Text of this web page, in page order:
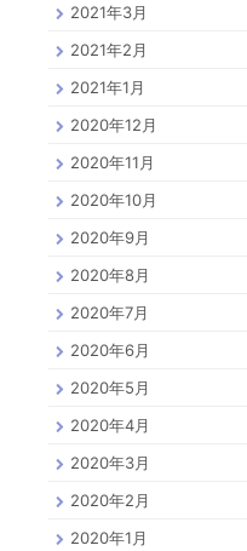
2021年3月
2021年2月
2021年1月
2020年12月
2020年11月
2020年10月
2020年9月
2020年8月
2020年7月
2020年6月
2020年5月
2020年4月
2020年3月
2020年2月
2020年1月